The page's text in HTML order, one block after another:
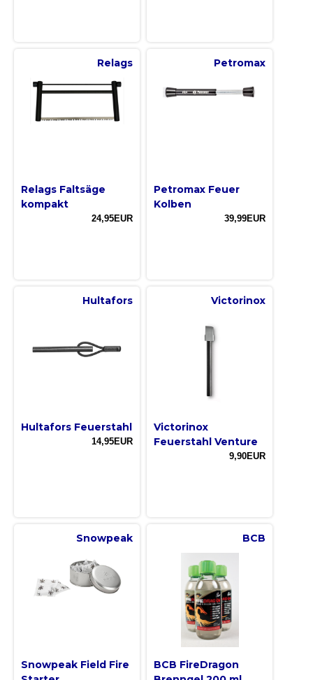
Relags
Relags Faltsäge
kompakt
24,95EUR
Petromax
Petromax Feuer
Kolben
39,99EUR
Hultafors
Hultafors Feuerstahl
14,95EUR
Victorinox
Victorinox
Feuerstahl Venture
9,90EUR
Snowpeak
Snowpeak Field Fire
BCB
BCB FireDragon